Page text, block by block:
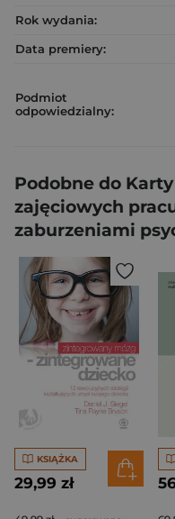
Rok wydania:
Data premiery:
Podmiot
odpowiedzialny:
Podobne do
zajęciowych
zaburzeniami
KSIĄŻKA
29,99 zł